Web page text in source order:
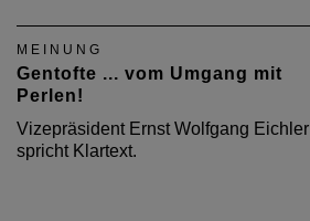
MEINUNG
Gentofte ... vom Umgang mit
Perlen!
Vizepräsident Ernst Wolfgang Eichler
spricht Klartext.